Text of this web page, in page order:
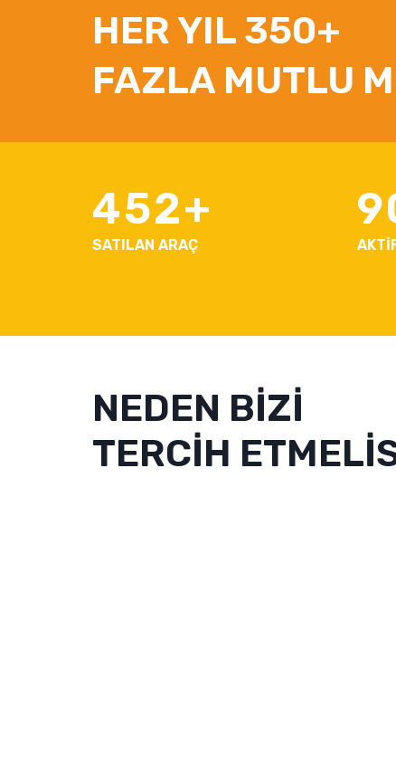
HER YIL 350+
FAZLA MUTLU
452
SATILAN ARAÇ
NEDEN BİZİ
TERCİH